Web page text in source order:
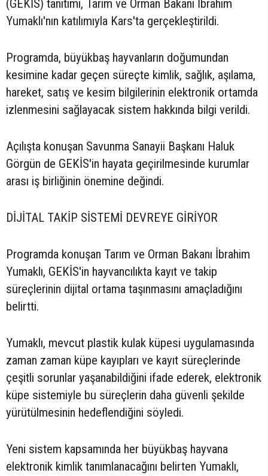
(GEKİS) tanıtımı, Tarım ve Orman Bakanı İbrahim
Yumaklı'nın katılımıyla Kars'ta gerçekleştirildi.
Programda, büyükbaş hayvanların doğumundan
kesimine kadar geçen süreçte kimlik, sağlık, aşılama,
hareket, satış ve kesim bilgilerinin elektronik ortamda
izlenmesini sağlayacak sistem hakkında bilgi verildi.
Açılışta konuşan Savunma Sanayii Başkanı Haluk
Görgün de GEKİS'in hayata geçirilmesinde kurumlar
arası iş birliğinin önemine değindi.
DİJİTAL TAKİP SİSTEMİ DEVREYE GİRİYOR
Programda konuşan Tarım ve Orman Bakanı İbrahim
Yumaklı, GEKİS'in hayvancılıkta kayıt ve takip
süreçlerinin dijital ortama taşınmasını amaçladığını
belirtti.
Yumaklı, mevcut plastik kulak küpesi uygulamasında
zaman zaman küpe kayıpları ve kayıt süreçlerinde
çeşitli sorunlar yaşanabildiğini ifade ederek, elektronik
küpe sistemiyle bu süreçlerin daha güvenli şekilde
yürütülmesinin hedeflendiğini söyledi.
Yeni sistem kapsamında her büyükbaş hayvana
elektronik kimlik tanımlanacağını belirten Yumaklı,